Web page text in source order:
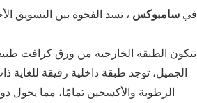
فيسامبوكس ، نسد الفجوة بين التسويق
تتكون الطبقة الخارجية من ورق كرافت
الجميل، توجد طبقة داخلية رقيقة للغاية
الرطوبة والأكسجين تمامًا، مما يحول